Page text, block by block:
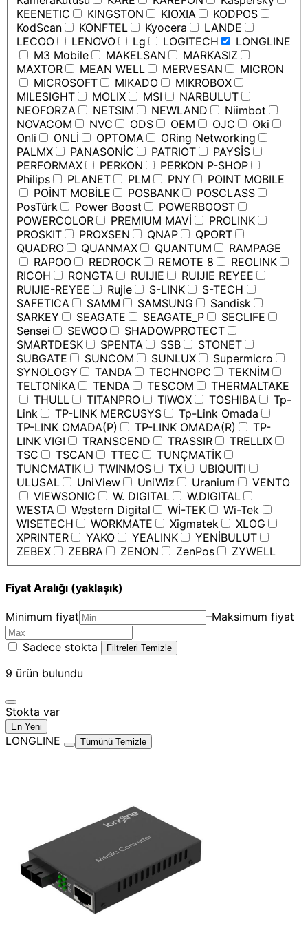
KEENETIC
KINGSTON KIOXIA
KODPOS
KodScan
KONFTEL Kyocera
LANDE
LECOO
LENOVO Lg LOGITECH
LONGLINE
M3 Mobile
MAKELSAN
MARKASIZ
MAXTOR
MEAN WELL MERVESAN
MICRON
MICROSOFT
MIKADO
MIKROBOX
MILESIGHT
MOLIX MSI
NARBULUT
NEOFORZA
NETSIM NEWLAND
Niimbot
NOVACOM
NVC ODS OEM OJC
Oki
Onli
ONLİ OPTOMA
ORing Networking
PALMX
PANASONİC PATRIOT
PAYSİS
PERFORMAX
PERKON
PERKON P-SHOP
Philips
PLANET PLM PNY
POINT MOBILE
POİNT MOBİLE
POSBANK
POSCLASS
PosTürk
Power Boost
POWERBOOST
POWERCOLOR
PREMIUM MAVİ
PROLINK
PROSKIT
PROXSEN QNAP
QPORT
QUADRO
QUANMAX QUANTUM
RAMPAGE
RAPOO
REDROCK REMOTE 8
REOLINK
RICOH
RONGTA RUIJIE
RUIJIE REYEE
RUIJIE-REYEE
Rujie S-LINK
S-TECH
SAFETICA
SAMM SAMSUNG
Sandisk
SARKEY
SEAGATE SEAGATE_P
SECLIFE
Sensei
SEWOO
SHADOWPROTECT
SMARTDESK
SPENTA SSB
STONET
SUBGATE
SUNCOM SUNLUX
Supermicro
SYNOLOGY
TANDA TECHNOPC
TEKNİM
TELTONİKA
TENDA TESCOM
THERMALTAKE
THULL
TITANPRO TIWOX TOSHIBA
Tp-
Link
TP-LINK MERCUSYS
Tp-Link Omada
TP-LINK OMADA(P)
TP-LINK OMADA(R)
TP-
LINK VIGI
TRANSCEND TRASSIR
TRELLIX
TSC
TSCAN TTEC
TUNÇMATİK
TUNCMATIK
TWINMOS TX
UBIQUITI
ULUSAL
UniView UniWiz Uranium
VENTO
VIEWSONIC
W. DIGITAL
W.DIGITAL
WESTA
Western Digital Wİ-TEK
Wi-Tek
WISETECH
WORKMATE Xigmatek
XLOG
XPRINTER
YAKO YEALINK
YENİBULUT
ZEBEX
ZEBRA ZENON ZenPos ZYWELL
Fiyat Aralığı (yaklaşık)
Minimum fiyat –Maksimum fiyat
Sadece stokta Filtreleri Temizle
9 ürün bulundu
Stokta var
En Yeni
LONGLINE Tümünü Temizle